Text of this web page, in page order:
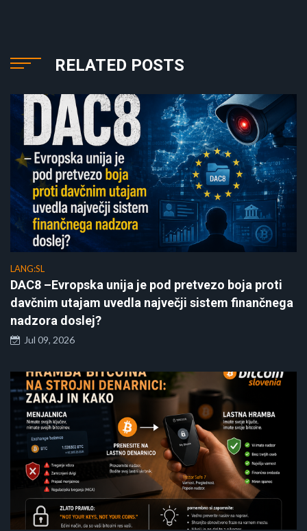
RELATED POSTS
LANG:SL
DAC8 –Evropska unija je pod pretvezo boja proti
davčnim utajam uvedla največji sistem finančnega
nadzora doslej?
Jul 09, 2026